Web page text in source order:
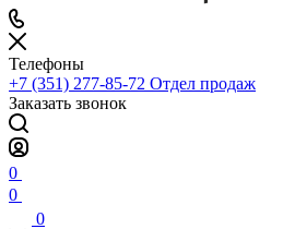
Телефоны
+7 (351) 277-85-72 Отдел продаж
Заказать звонок
0
0
0